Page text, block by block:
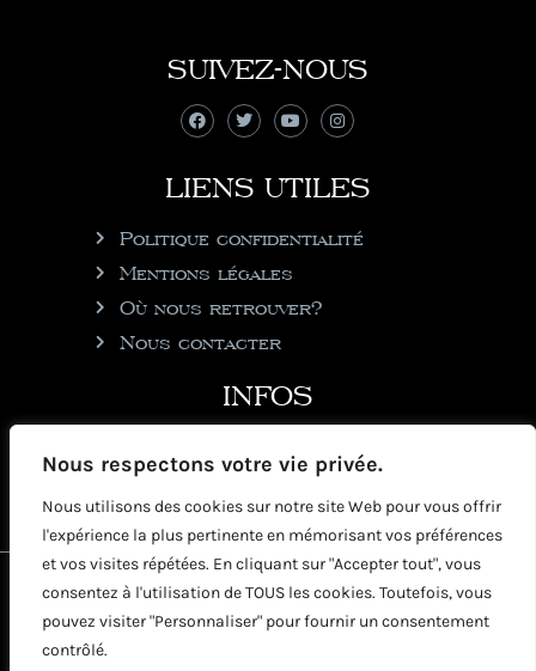
Nous respectons votre vie privée.
Nous utilisons des cookies sur notre site Web pour vous offrir
l'expérience la plus pertinente en mémorisant vos préférences
et vos visites répétées. En cliquant sur "Accepter tout", vous
consentez à l'utilisation de TOUS les cookies. Toutefois, vous
pouvez visiter "Personnaliser" pour fournir un consentement
contrôlé.
SUIVEZ-NOUS
LIENS UTILES
Politique confidentialité
Mentions légales
Où nous retrouver?
Nous contacter
INFOS
97150 Saint-Martin
2026 © Copyright Rhumgouverneur